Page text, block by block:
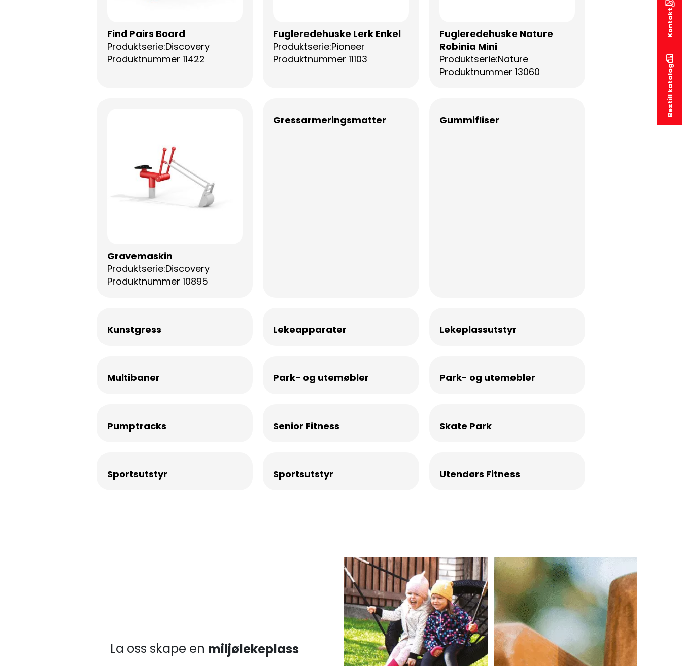
Find Pairs Board
Produktserie:Discovery
Produktnummer 11422
Fugleredehuske Lerk Enkel
Produktserie:Pioneer
Produktnummer 11103
Fugleredehuske Nature
Robinia Mini
Produktserie:Nature
Produktnummer 13060
Gravemaskin
Produktserie:Discovery
Produktnummer 10895
Gressarmeringsmatter Gummifliser
Kunstgress Lekeapparater Lekeplassutstyr
Multibaner Park- og utemøbler Park- og utemøbler
Pumptracks Senior Fitness Skate Park
Sportsutstyr Sportsutstyr Utendørs Fitness
Bestill katalog
Kontakt
La oss skape en miljølekeplass